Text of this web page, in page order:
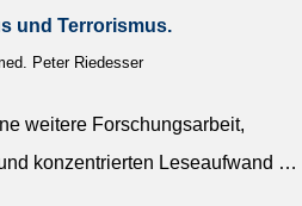
und Terrorismus.
Peter Riedesser
weitere Forschungsarbeit,
konzentrierten Leseaufwand …